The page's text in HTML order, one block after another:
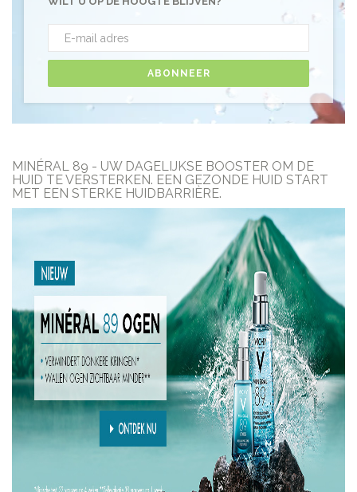
ABONNEER
MINÉRAL 89 - UW DAGELIJKSE BOOSTER OM DE
HUID TE VERSTERKEN. EEN GEZONDE HUID START
MET EEN STERKE HUIDBARRIÈRE.